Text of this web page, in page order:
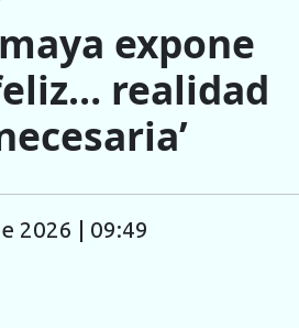
expone
realidad
2026 | 09:49